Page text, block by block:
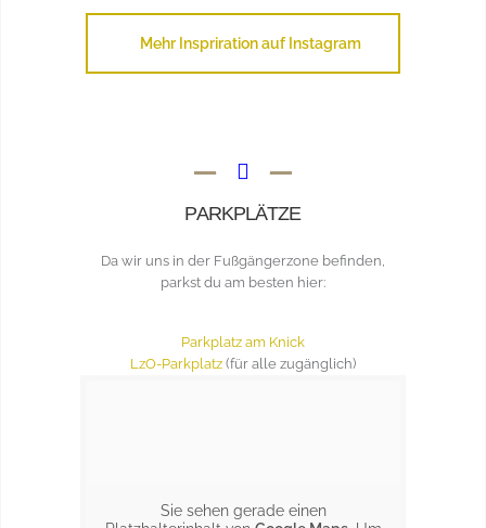
Mehr Inspriration auf Instagram
PARKPLÄTZE
Da wir uns in der Fußgängerzone befinden,
parkst du am besten hier:
Parkplatz am Knick
LzO-Parkplatz (für alle zugänglich)
Sie sehen gerade einen